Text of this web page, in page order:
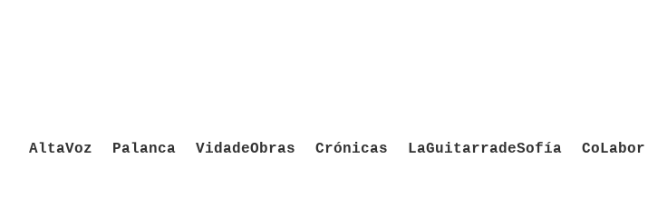
AltaVoz Palanca VidadeObras Crónicas LaGuitarradeSofía CoLabor